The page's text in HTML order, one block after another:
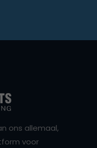
ons allemaal,
voor